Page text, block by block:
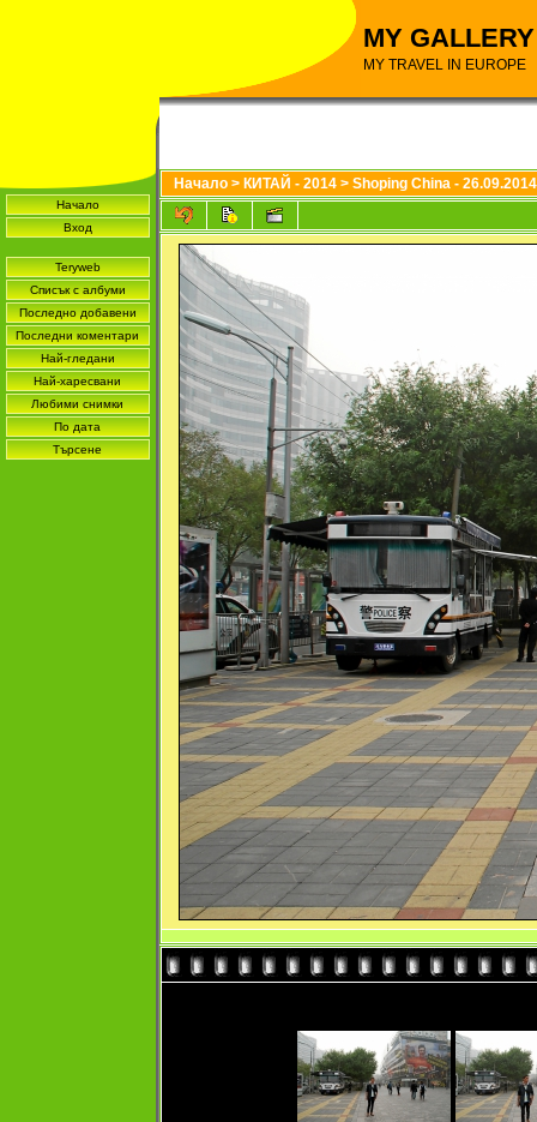
MY GALLERY
MY TRAVEL IN EUROPE
Начало
Вход
Teryweb
Списък с албуми
Последно добавени
Последни коментари
Най-гледани
Най-харесвани
Любими снимки
По дата
Търсене
Начало > КИТАЙ - 2014 > Shoping China - 26.09.2014